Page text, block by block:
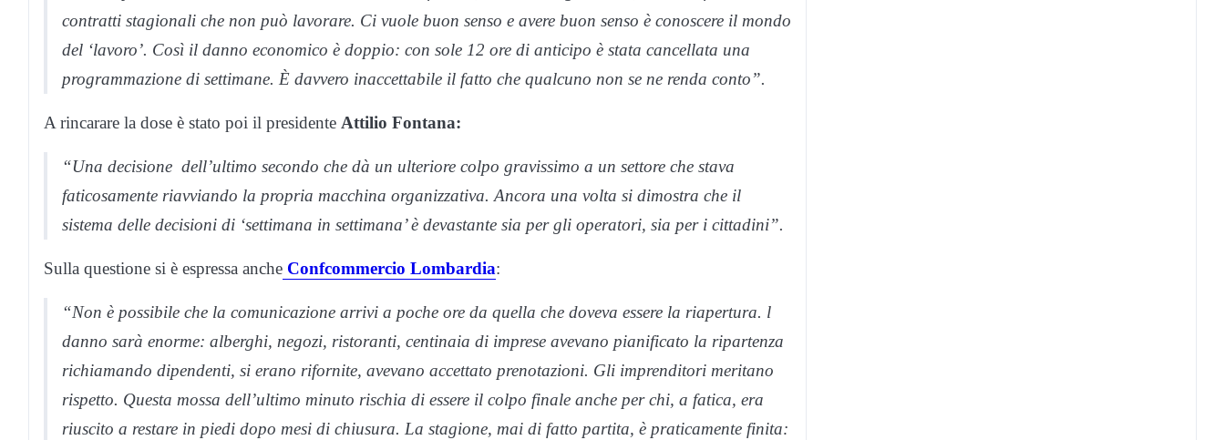
contratti stagionali che non può lavorare. Ci vuole buon senso e avere buon senso è conoscere il mondo
del ‘lavoro’. Così il danno economico è doppio: con sole 12 ore di anticipo è stata cancellata una
programmazione di settimane. È davvero inaccettabile il fatto che qualcuno non se ne renda conto”.
A rincarare la dose è stato poi il presidente Attilio Fontana:
“Una decisione dell’ultimo secondo che dà un ulteriore colpo gravissimo a un settore che stava
faticosamente riavviando la propria macchina organizzativa. Ancora una volta si dimostra che il
sistema delle decisioni di ‘settimana in settimana’ è devastante sia per gli operatori, sia per i cittadini”.
Sulla questione si è espressa anche Confcommercio Lombardia:
“Non è possibile che la comunicazione arrivi a poche ore da quella che doveva essere la riapertura. l
danno sarà enorme: alberghi, negozi, ristoranti, centinaia di imprese avevano pianificato la ripartenza
richiamando dipendenti, si erano rifornite, avevano accettato prenotazioni. Gli imprenditori meritano
rispetto. Questa mossa dell’ultimo minuto rischia di essere il colpo finale anche per chi, a fatica, era
riuscito a restare in piedi dopo mesi di chiusura. La stagione, mai di fatto partita, è praticamente finita: